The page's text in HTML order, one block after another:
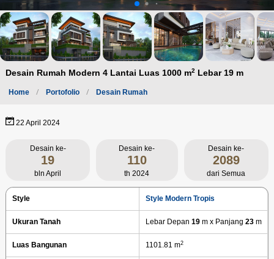
Desain Rumah Modern 4 Lantai Luas 1000 m2 Lebar 19 m
Home Portofolio Desain Rumah
22 April 2024
Desain ke-
19
bln April
Desain ke-
110
th 2024
Desain ke-
2089
dari Semua
Style Style Modern Tropis
Ukuran Tanah Lebar Depan19 m x Panjang23 m
Luas Bangunan 1101.81 m2